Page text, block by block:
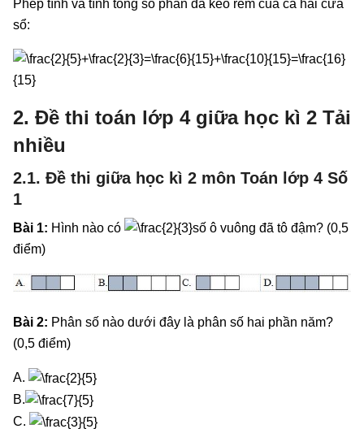
Phép tính và tính tổng số phần đã kéo rèm của cả hai cửa
sổ:
2. Đề thi toán lớp 4 giữa học kì 2 Tải
nhiều
2.1. Đề thi giữa học kì 2 môn Toán lớp 4 Số
1
Bài 1: Hình nào có
số ô vuông đã tô đậm? (0,5
điểm)
Bài 2: Phân số nào dưới đây là phân số hai phần năm?
(0,5 điểm)
A.
B.
C.